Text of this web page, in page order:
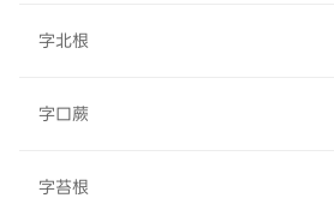
字北根
字口蕨
字苔根